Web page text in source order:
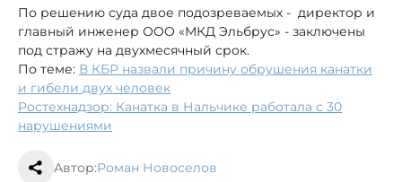
По решению суда двое подозреваемых - директор и
главный инженер ООО «МКД Эльбрус» - заключены
под стражу на двухмесячный срок.
По теме: В КБР назвали причину обрушения канатки
и гибели двух человек
Ростехнадзор: Канатка в Нальчике работала с 30
нарушениями
Автор:Роман Новоселов